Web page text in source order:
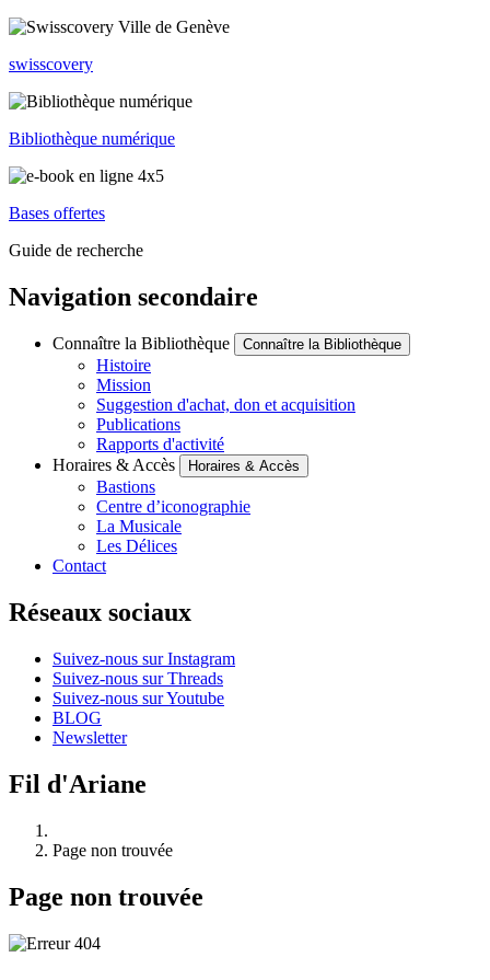
swisscovery
Bibliothèque numérique
Bases offertes
Guide de recherche
Navigation secondaire
Connaître la Bibliothèque Connaître la Bibliothèque
Histoire
Mission
Suggestion d'achat, don et acquisition
Publications
Rapports d'activité
Horaires & Accès
Horaires & Accès
Bastions
Centre d’iconographie
La Musicale
Les Délices
Contact
Réseaux sociaux
Suivez-nous sur Instagram
Suivez-nous sur Threads
Suivez-nous sur Youtube
BLOG
Newsletter
Fil d'Ariane
Page non trouvée
Page non trouvée